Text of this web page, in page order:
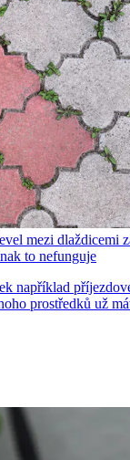
mezi dlaždicemi
to nefunguje
například
prostředků už